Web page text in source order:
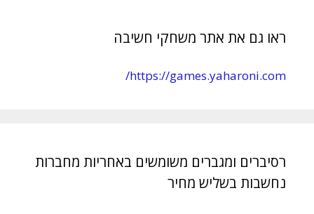
ראו גם את אתר משחקי חשיבה
https://games.yaharoni.com/
רסיברים ומגברים משומשים באחריות מחברות
נחשבות בשליש מחיר